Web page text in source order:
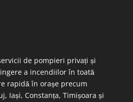
de pompieri privați și
a incendiilor în toată
rapidă în orașe precum
Iași, Constanța, Timișoara și